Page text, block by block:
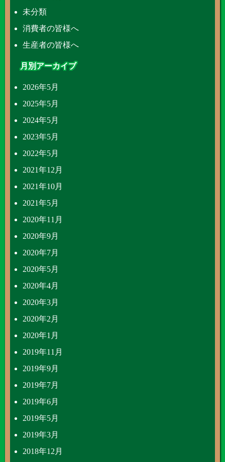
未分類
消費者の皆様へ
生産者の皆様へ
月別アーカイブ
2026年5月
2025年5月
2024年5月
2023年5月
2022年5月
2021年12月
2021年10月
2021年5月
2020年11月
2020年9月
2020年7月
2020年5月
2020年4月
2020年3月
2020年2月
2020年1月
2019年11月
2019年9月
2019年7月
2019年6月
2019年5月
2019年3月
2018年12月